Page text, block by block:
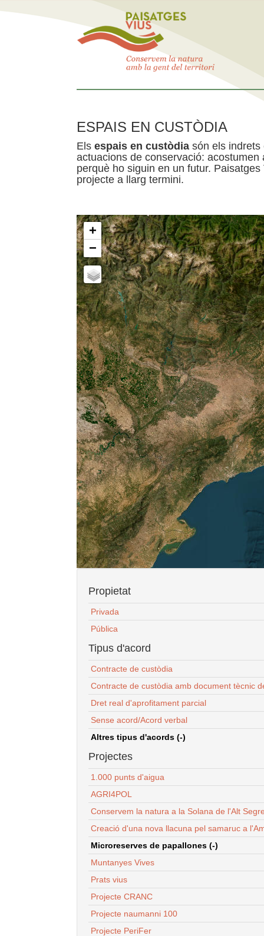
ESPAIS EN CUSTÒDIA
Els espais en custòdia són els indrets
actuacions de conservació:
perquè ho siguin en un futur.
projecte a llarg termini.
+
−
Propietat
Privada
Pública
Tipus d'acord
Contracte de custòdia
Contracte de custòdia amb document tècnic
Dret real d'aprofitament parcial
Sense acord/Acord verbal
Altres tipus d'acords (-)
Projectes
1.000 punts d'aigua
AGRI4POL
Conservem la natura a la Solana de l'Alt
Creació d'una nova llacuna pel samaruc a
Microreserves de papallones (-)
Muntanyes Vives
Prats vius
Projecte CRANC
Projecte naumanni 100
Projecte PeriFer